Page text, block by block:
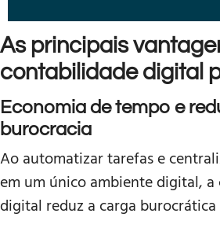
As principais
contabilidade digital
Economia de tempo e
burocracia
Ao automatizar tarefas e
em um único ambiente digital,
digital reduz a carga burocrática